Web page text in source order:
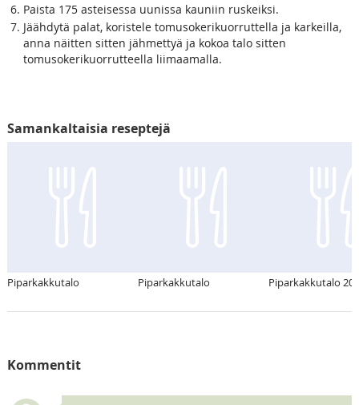
Paista 175 asteisessa uunissa kauniin ruskeiksi.
Jäähdytä palat, koristele tomusokerikuorruttella ja karkeilla,
anna näitten sitten jähmettyä ja kokoa talo sitten
tomusokerikuorrutteella liimaamalla.
Samankaltaisia reseptejä
Piparkakkutalo Piparkakkutalo Piparkakkutalo
Kommentit